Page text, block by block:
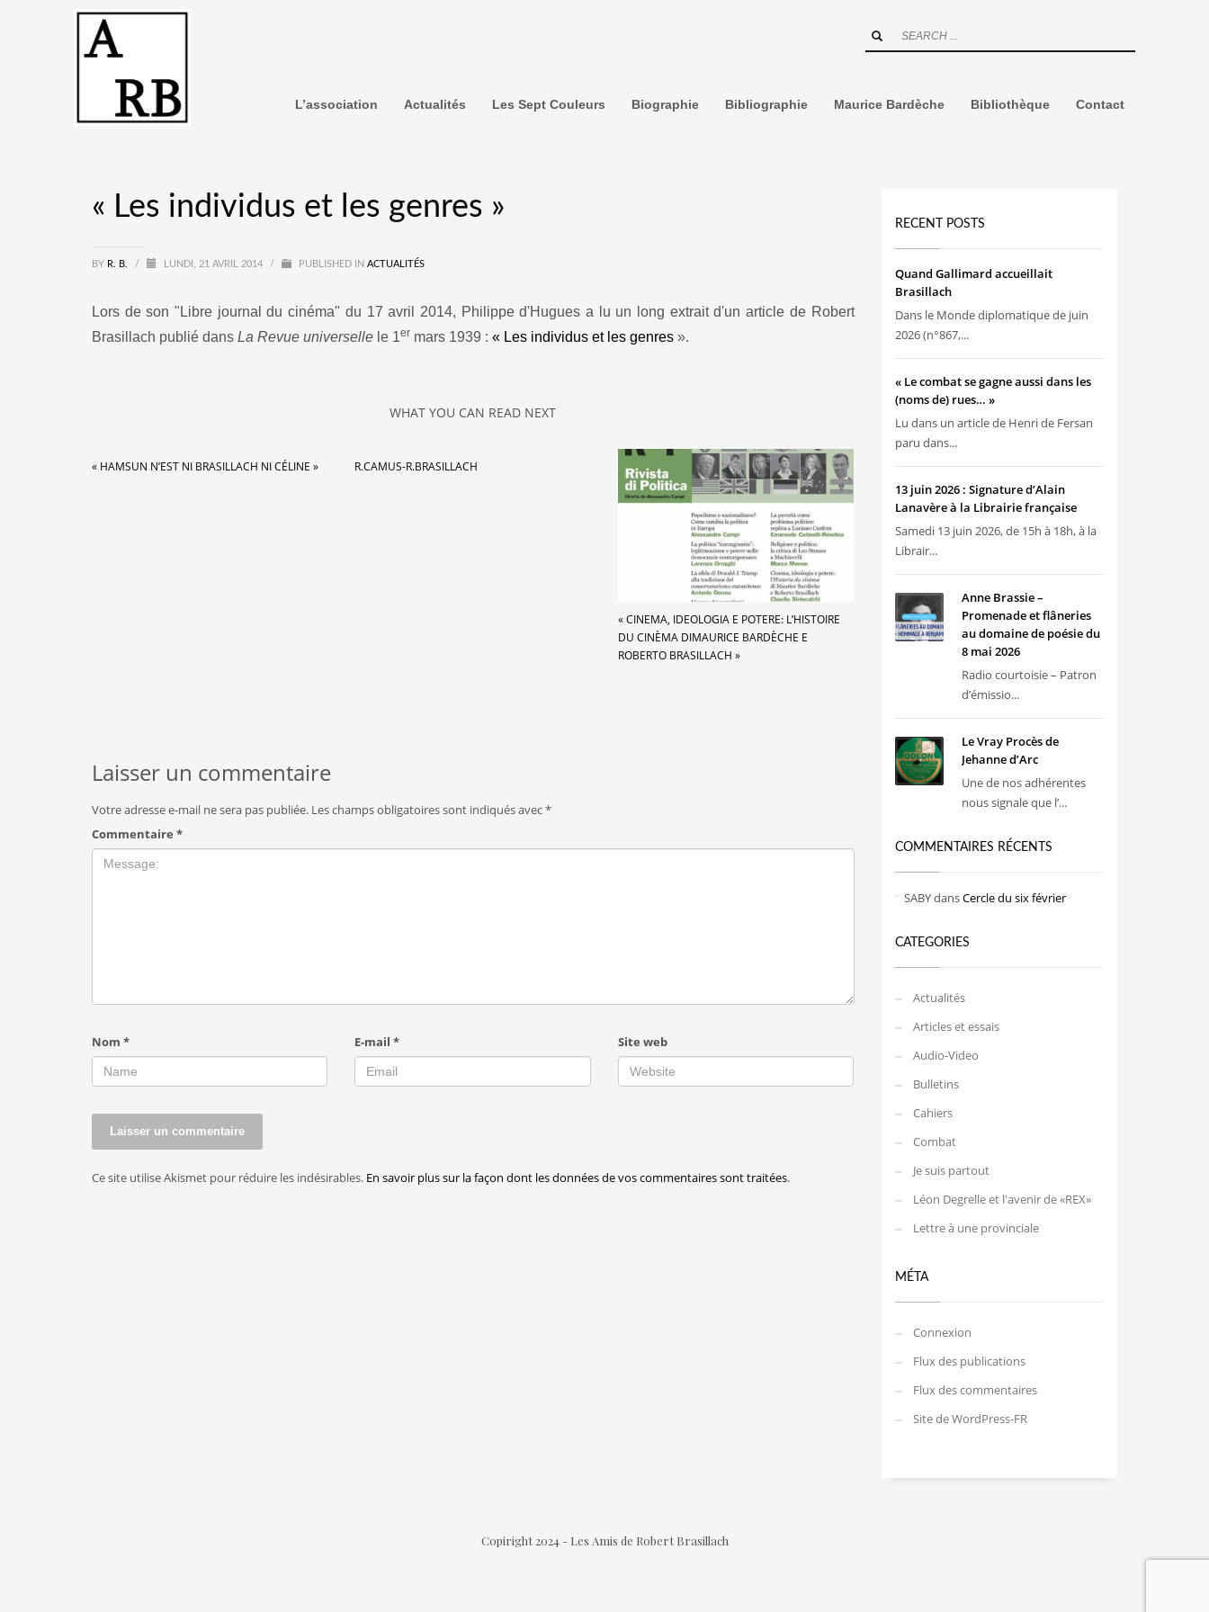
L’association Actualités Les Sept Couleurs Biographie Bibliographie Maurice Bardèche Bibliothèque Contact
« Les individus et les genres »
BY R. B. / LUNDI, 21 AVRIL 2014 / PUBLISHED IN ACTUALITÉS
Lors de son "Libre journal du cinéma" du 17 avril 2014, Philippe d'Hugues a lu un long extrait d'un article de Robert
Brasillach publié dans La Revue universelle le 1er mars 1939 : « Les individus et les genres ».
WHAT YOU CAN READ NEXT
« HAMSUN N’EST NI BRASILLACH NI CÉLINE » R.CAMUS-R.BRASILLACH
« CINEMA, IDEOLOGIA E POTERE: L’HISTOIRE
DU CINÈMA DIMAURICE BARDÈCHE E
ROBERTO BRASILLACH »
Laisser un commentaire
Votre adresse e-mail ne sera pas publiée. Les champs obligatoires sont indiqués avec*
Commentaire *
Nom * E-mail* Site web
Ce site utilise Akismet pour réduire les indésirables. En savoir plus sur la façon dont les données de vos commentaires sont traitées.
RECENT POSTS
Quand Gallimard accueillait
Brasillach
Dans le Monde diplomatique de juin
2026 (n°867,...
« Le combat se gagne aussi dans les
(noms de) rues… »
Lu dans un article de Henri de Fersan
paru dans...
13 juin 2026 : Signature d’Alain
Lanavère à la Librairie française
Samedi 13 juin 2026, de 15h à 18h, à la
Librair...
Anne Brassie –
Promenade et flâneries
au domaine de poésie du
8 mai 2026
Radio courtoisie – Patron
d’émissio...
Le Vray Procès de
Jehanne d’Arc
Une de nos adhérentes
nous signale que l’...
COMMENTAIRES RÉCENTS
SABYdansCercle du six février
CATEGORIES
Actualités
Articles et essais
Audio-Video
Bulletins
Cahiers
Combat
Je suis partout
Léon Degrelle et l'avenir de «REX»
Lettre à une provinciale
MÉTA
Connexion
Flux des publications
Flux des commentaires
Site de WordPress-FR
Copiright 2024 - Les Amis de Robert Brasillach